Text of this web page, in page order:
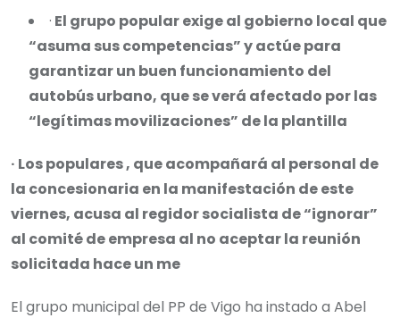
Email
· El grupo popular exige al gobierno local que
“asuma sus competencias” y actúe para
garantizar un buen funcionamiento del
autobús urbano, que se verá afectado por las
“legítimas movilizaciones” de la plantilla
· Los populares , que acompañará al personal de
la concesionaria en la manifestación de este
viernes, acusa al regidor socialista de “ignorar”
al comité de empresa al no aceptar la reunión
solicitada hace un me
El grupo municipal del PP de Vigo ha instado a Abel